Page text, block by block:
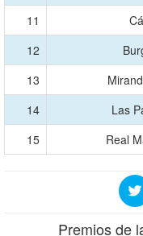
11
12
13
14
Las
15
Real
Premios de